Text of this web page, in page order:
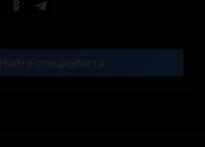
Найти специалиста